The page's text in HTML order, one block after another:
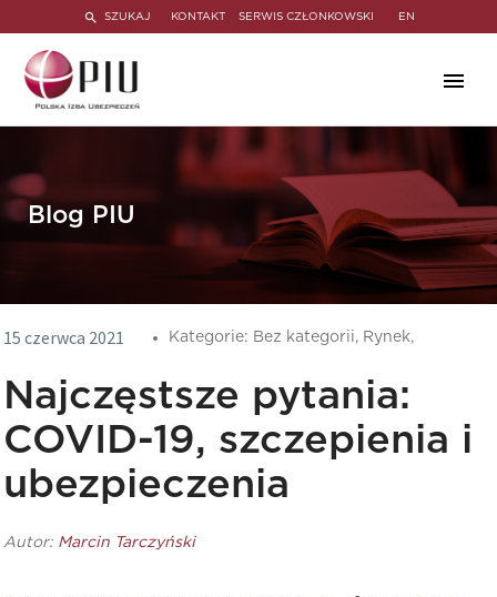
SZUKAJ KONTAKT SERWIS CZŁONKOWSKI EN
Blog PIU
15 czerwca 2021 Kategorie: Bez kategorii, Rynek,
Najczęstsze pytania:
COVID-19, szczepienia i
ubezpieczenia
Autor: Marcin Tarczyński